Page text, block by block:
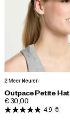
2 Meer kleuren
Outpace Petite Hat
PRICE
€ 30,00
4.9 (7)